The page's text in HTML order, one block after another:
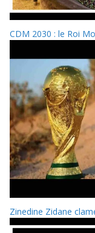
CDM 2030 : le Roi
Zinedine Zidane